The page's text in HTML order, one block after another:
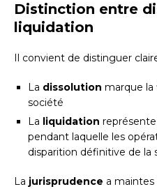
Distinction entre
liquidation
Il convient de distinguer
La dissolution marque la
société
La liquidation
pendant laquelle les
disparition définitive de la
La jurisprudence a maintes